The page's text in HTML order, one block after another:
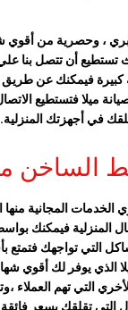
، وحصرية من أقوي
تستطيع أن تتصل بنا
فيمكنك عن طريق
ميلافتستطيع
في أجهزتك المنزلية.
الساخن
الخدمات المجانية
المنزلية فيمكنك
التي تواجهك فتمتع
الذي يوفر لك أقوي
التي تهم
التي تقلقك بسعر